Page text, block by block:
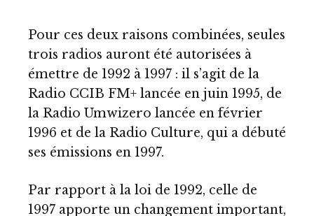
Pour ces deux raisons combinées, seules
trois radios auront été autorisées à
émettre de 1992 à 1997 : il s’agit de la
Radio CCIB FM+ lancée en juin 1995, de
la Radio Umwizero lancée en février
1996 et de la Radio Culture, qui a débuté
ses émissions en 1997.
Par rapport à la loi de 1992, celle de
1997 apporte un changement important,